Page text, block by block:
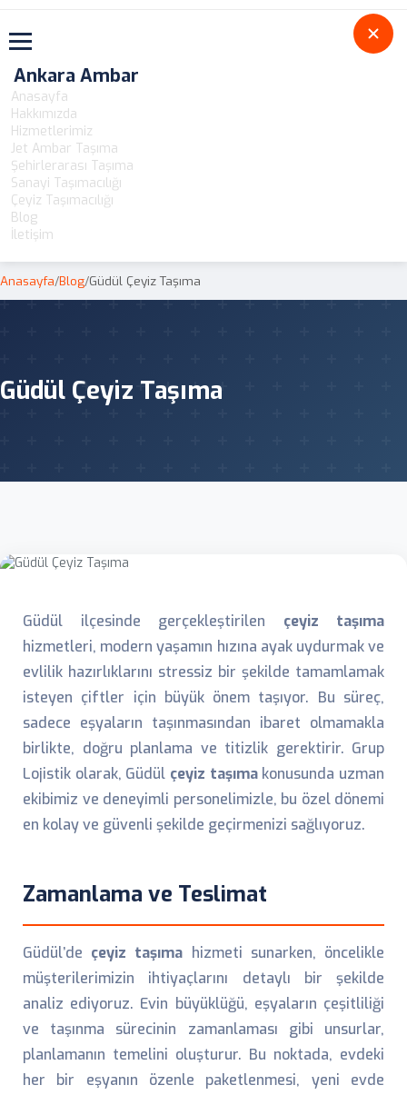
Toggle navigation
Ankara Ambar
Anasayfa
Hakkımızda
Hizmetlerimiz
Jet Ambar Taşıma
Şehirlerarası Taşıma
Sanayi Taşımacılığı
Çeyiz Taşımacılığı
Blog
İletişim
Anasayfa/Blog/Güdül Çeyiz Taşıma
Güdül Çeyiz Taşıma
Güdül ilçesinde gerçekleştirilen çeyiz taşıma
hizmetleri, modern yaşamın hızına ayak uydurmak ve
evlilik hazırlıklarını stressiz bir şekilde tamamlamak
isteyen çiftler için büyük önem taşıyor. Bu süreç,
sadece eşyaların taşınmasından ibaret olmamakla
birlikte, doğru planlama ve titizlik gerektirir. Grup
Lojistik olarak, Güdül çeyiz taşımakonusunda uzman
ekibimiz ve deneyimli personelimizle, bu özel dönemi
en kolay ve güvenli şekilde geçirmenizi sağlıyoruz.
Zamanlama ve Teslimat
Güdül’de çeyiz taşıma hizmeti sunarken, öncelikle
müşterilerimizin ihtiyaçlarını detaylı bir şekilde
analiz ediyoruz. Evin büyüklüğü, eşyaların çeşitliliği
ve taşınma sürecinin zamanlaması gibi unsurlar,
planlamanın temelini oluşturur. Bu noktada, evdeki
her bir eşyanın özenle paketlenmesi, yeni evde